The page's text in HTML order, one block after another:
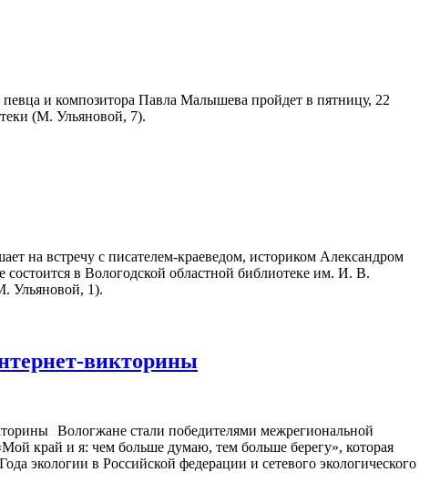
и композитора Павла Малышева пройдет в пятницу, 22
(М. Ульяновой, 7).
на встречу с писателем-краеведом, историком Александром
в Вологодской областной библиотеке им. И. В.
Ульяновой, 1).
викторины
Вологжане стали победителями межрегиональной
край и я: чем больше думаю, тем больше берегу», которая
экологии в Российской федерации и сетевого экологического